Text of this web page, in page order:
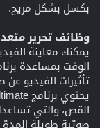
بكسل بشكل مريح.
وظائف تحرير
يمكنك معاينة
تأثيرات الفيديو
القص، والتي
صوتية طويلة المدة